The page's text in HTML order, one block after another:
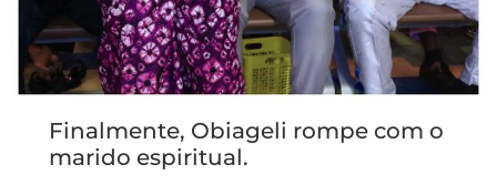
Finalmente, Obiageli rompe com o
marido espiritual.